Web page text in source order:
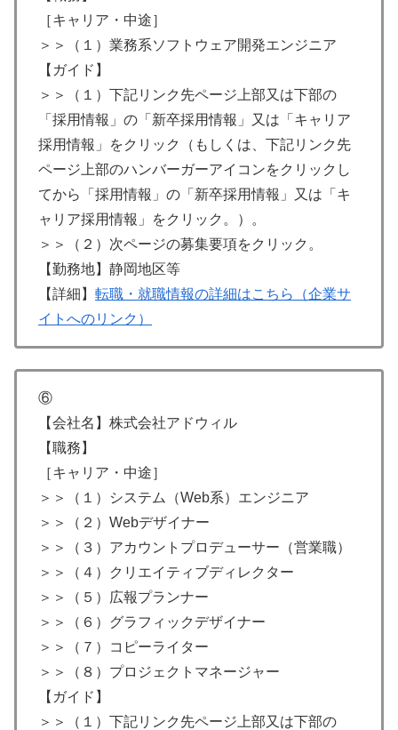
［キャリア・中途］
＞＞（１）業務系ソフトウェア開発エンジニア
【ガイド】
＞＞（１）下記リンク先ページ上部又は下部の
「採用情報」の「新卒採用情報」又は「キャリア
採用情報」をクリック（もしくは、下記リンク先
ページ上部のハンバーガーアイコンをクリックし
てから「採用情報」の「新卒採用情報」又は「キ
ャリア採用情報」をクリック。）。
＞＞（２）次ページの募集要項をクリック。
【勤務地】静岡地区等
【詳細】 転職・就職情報の詳細はこちら（企業サ
イトへのリンク）
⑥
【会社名】株式会社アドウィル
【職務】
［キャリア・中途］
＞＞（１）システム（Web系）エンジニア
＞＞（２）Webデザイナー
＞＞（３）アカウントプロデューサー（営業職）
＞＞（４）クリエイティブディレクター
＞＞（５）広報プランナー
＞＞（６）グラフィックデザイナー
＞＞（７）コピーライター
＞＞（８）プロジェクトマネージャー
【ガイド】
＞＞（１）下記リンク先ページ上部又は下部の